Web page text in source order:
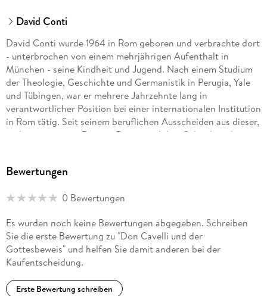
David Conti
David Conti wurde 1964 in Rom geboren und verbrachte dort
- unterbrochen von einem mehrjährigen Aufenthalt in
München - seine Kindheit und Jugend. Nach einem Studium
der Theologie, Geschichte und Germanistik in Perugia, Yale
und Tübingen, war er mehrere Jahrzehnte lang in
verantwortlicher Position bei einer internationalen Institution
in Rom tätig. Seit seinem beruflichen Ausscheiden aus dieser,
verbringt er seine Zeit mit Reisen und dem Schreiben der
Contis »Don Cavelli«-Vatikankrimireihe mit bislang elf
Die ersten acht Bände der Reihe sind auch als Hörbuch bei
Bewertungen
0 Bewertungen
Es wurden noch keine Bewertungen abgegeben. Schreiben
Sie die erste Bewertung zu "Don Cavelli und der
Gottesbeweis" und helfen Sie damit anderen bei der
Kaufentscheidung.
Erste Bewertung schreiben